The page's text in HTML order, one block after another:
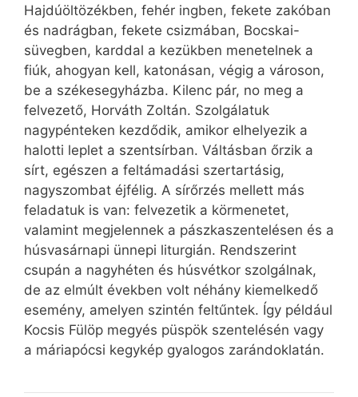
Hajdúöltözékben, fehér ingben, fekete zakóban
és nadrágban, fekete csizmában, Bocskai-
süvegben, karddal a kezükben menetelnek a
fiúk, ahogyan kell, katonásan, végig a városon,
be a székesegyházba. Kilenc pár, no meg a
felvezető, Horváth Zoltán. Szolgálatuk
nagypénteken kezdődik, amikor elhelyezik a
halotti leplet a szentsírban. Váltásban őrzik a
sírt, egészen a feltámadási szertartásig,
nagyszombat éjfélig. A sírőrzés mellett más
feladatuk is van: felvezetik a körmenetet,
valamint megjelennek a pászkaszentelésen és a
húsvasárnapi ünnepi liturgián. Rendszerint
csupán a nagyhéten és húsvétkor szolgálnak,
de az elmúlt években volt néhány kiemelkedő
esemény, amelyen szintén feltűntek. Így például
Kocsis Fülöp megyés püspök szentelésén vagy
a máriapócsi kegykép gyalogos zarándoklatán.